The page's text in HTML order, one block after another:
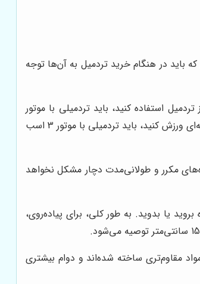
باید در هنگام خرید تردمیل به آن‌ها توجه
استفاده کنید، باید تردمیلی با موتور
قدرتمند انتخاب کنید. به طور کلی، برای پیاده‌روی و دویدن‌های سبک، موتور با قدرت 1.5 تا 2 اسب بخار کافی است. اما اگر قصد دارید به طور حرفه‌ای ورزش کنید، باید تردمیلی با موتور 3 اسب
مکرر و طولانی‌مدت دچار مشکل نخواهد
یا بدوید. به طور کلی، برای پیاده‌روی،
مقاوم‌تری ساخته شده‌اند و دوام بیشتری